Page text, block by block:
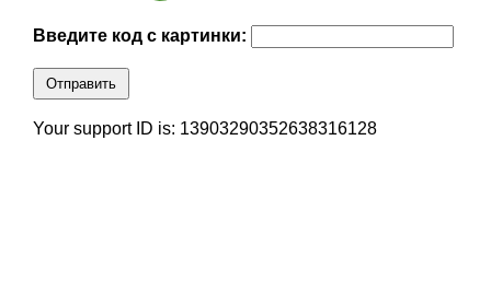
Введите код с картинки:
Отправить
Your support ID is: 13903290352638316128